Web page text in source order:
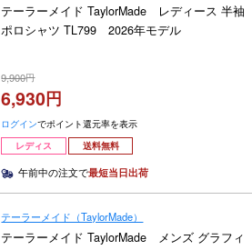
テーラーメイド TaylorMade レディース 半袖
ポロシャツ TL799 2026年モデル
9,900
6,930
ログインでポイント還元率を表示
レディス
送料無料
午前中の注文で最短当日出荷
テーラーメイド（TaylorMade）
テーラーメイド TaylorMade メンズ グラフィ